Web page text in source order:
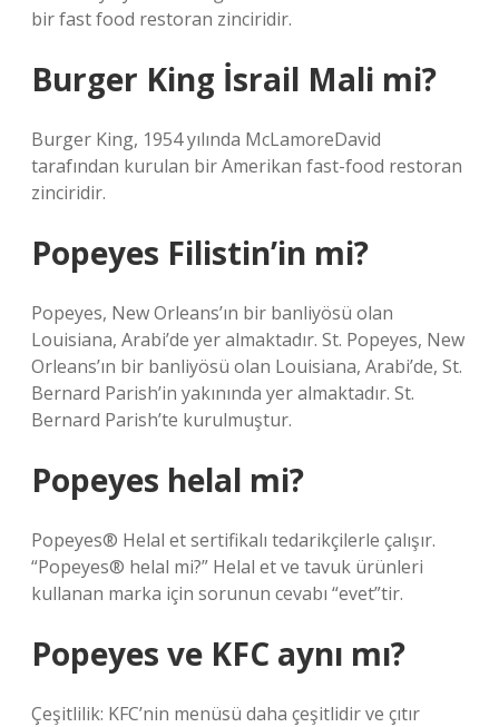
bir fast food restoran zinciridir.
Burger King İsrail Mali mi?
Burger King, 1954 yılında McLamoreDavid
tarafından kurulan bir Amerikan fast-food restoran
zinciridir.
Popeyes Filistin’in mi?
Popeyes, New Orleans’ın bir banliyösü olan
Louisiana, Arabi’de yer almaktadır. St. Popeyes, New
Orleans’ın bir banliyösü olan Louisiana, Arabi’de, St.
Bernard Parish’in yakınında yer almaktadır. St.
Bernard Parish’te kurulmuştur.
Popeyes helal mi?
Popeyes® Helal et sertifikalı tedarikçilerle çalışır.
“Popeyes® helal mi?” Helal et ve tavuk ürünleri
kullanan marka için sorunun cevabı “evet”tir.
Popeyes ve KFC aynı mı?
Çeşitlilik: KFC’nin menüsü daha çeşitlidir ve çıtır